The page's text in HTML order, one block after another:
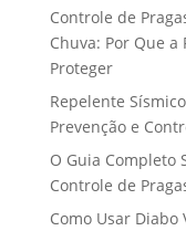
Controle de
Chuva: Por Que
Proteger
Repelente
Prevenção e
O Guia Completo
Controle de
Como Usar Diabo